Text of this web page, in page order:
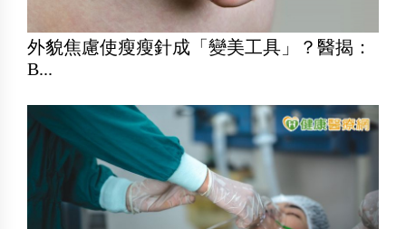
外貌焦慮使瘦瘦針成「變美工具」？醫揭：
B...